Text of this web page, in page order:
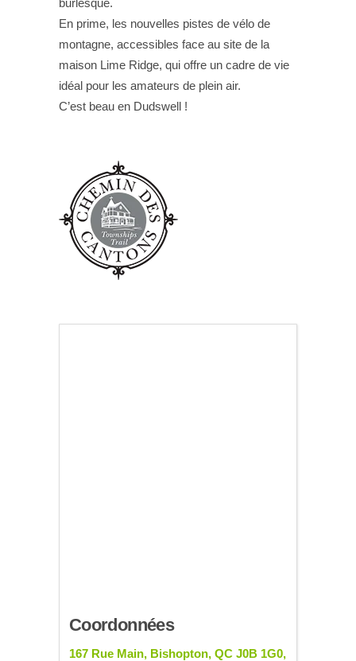
burlesque.
En prime, les nouvelles pistes de vélo de
montagne, accessibles face au site de la
maison Lime Ridge, qui offre un cadre de vie
idéal pour les amateurs de plein air.
C’est beau en Dudswell !
Coordonnées
167 Rue Main, Bishopton, QC J0B 1G0,